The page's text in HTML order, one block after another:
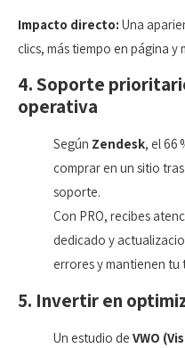
Impacto directo: Una
clics, más tiempo en página y
4. Soporte
operativa
Según Zendesk, el 66
comprar en un sitio
soporte.
Con PRO, recibes
dedicado y
errores y mantienen tu
5. Invertir en
Un estudio de VWO